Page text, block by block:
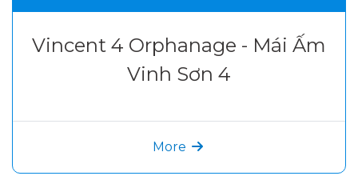
Vincent 4 Orphanage - Mái Ấm
Vinh Sơn 4
More